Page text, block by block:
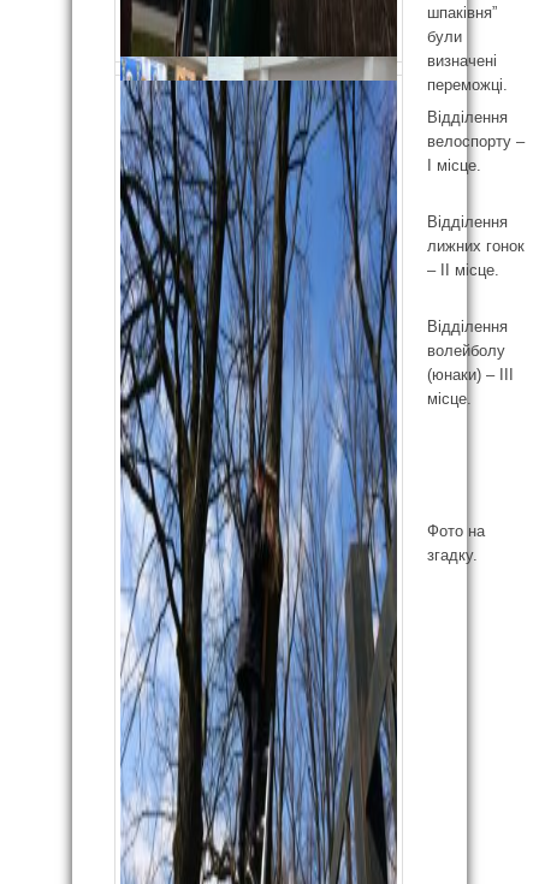
шпаківня”
були
визначені
переможці.
Відділення
велоспорту –
І місце.
Відділення
лижних гонок
– ІІ місце.
Відділення
волейболу
(юнаки) – ІІІ
місце.
Фото на
згадку.